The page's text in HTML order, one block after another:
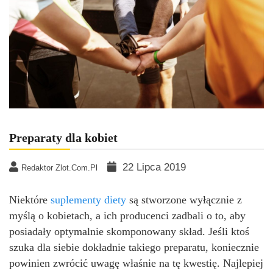
Preparaty dla kobiet
Redaktor Zlot.com.pl 22 Lipca 2019
Niektóre suplementy diety są stworzone wyłącznie z
myślą o kobietach, a ich producenci zadbali o to, aby
posiadały optymalnie skomponowany skład. Jeśli ktoś
szuka dla siebie dokładnie takiego preparatu, koniecznie
powinien zwrócić uwagę właśnie na tę kwestię. Najlepiej